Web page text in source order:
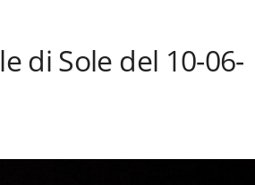
di Sole del 10-06-